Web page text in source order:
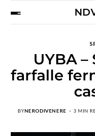
UYBA
farfalle
BYNERODIVENERE 3 MIN